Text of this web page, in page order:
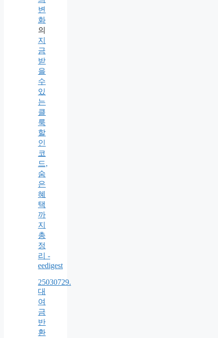
변
화
의
지
금
받
을
수
있
는
클
룩
할
인
코
드,
숨
은
혜
택
까
지
총
정
리 -
eedigest
25030729.
대
여
금
반
환